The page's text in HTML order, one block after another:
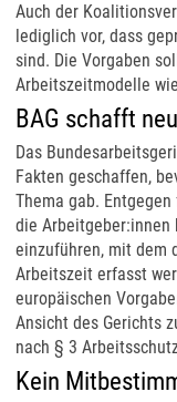
Auch der
lediglich vor, dass
sind. Die Vorgaben
Arbeitszeitmodelle
BAG schafft
Das
Fakten geschaffen,
Thema gab.
die Arbeitgeber:innen
einzuführen, mit dem
Arbeitszeit erfasst
europäischen
Ansicht des Gerichts
nach § 3
Kein